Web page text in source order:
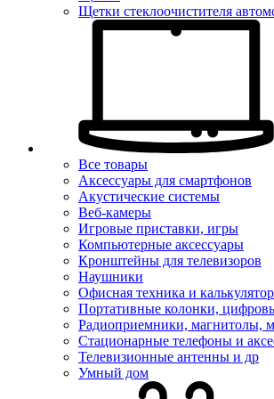
Щетки стеклоочистителя
Все товары
Аксессуары для смартфонов
Акустические системы
Веб-камеры
Игровые приставки, игры
Компьютерные аксессуары
Кронштейны для телевизоров
Наушники
Офисная техника и
Портативные колонки,
Радиоприемники, магнитолы,
Стационарные телефоны и
Телевизионные антенны и др
Умный дом